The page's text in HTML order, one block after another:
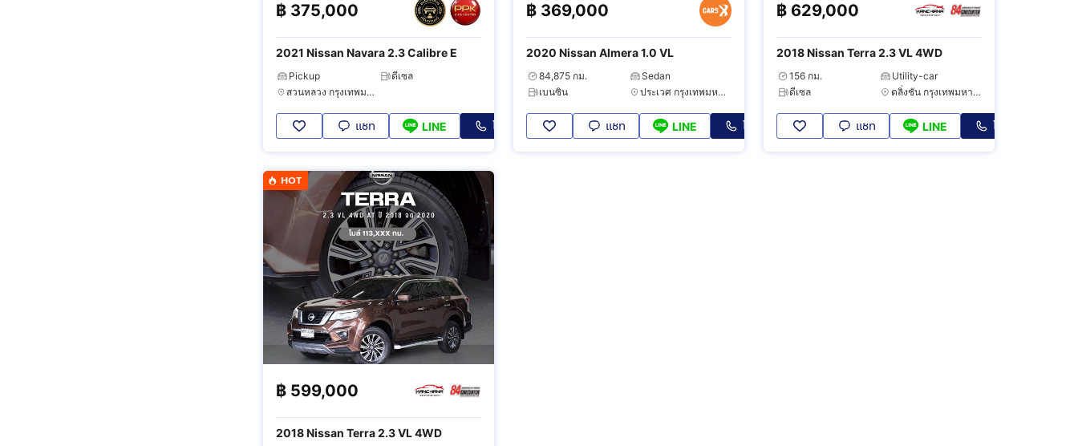
฿ 375,000
2021 Nissan Navara 2.3 Calibre E
Pickup
ดีเซล
สวนหลวง กรุงเทพมหานคร
แชท LINE โทร
฿ 369,000
2020 Nissan Almera 1.0 VL
84,875 กม.
Sedan
เบนซิน
ประเวศ กรุงเทพมหานคร
แชท LINE โทร
฿ 629,000
2018 Nissan Terra 2.3 VL 4WD
156 กม.
Utility-car
ดีเซล
ตลิ่งชัน กรุงเทพมหานคร
แชท LINE โทร
HOT
฿ 599,000
2018 Nissan Terra 2.3 VL 4WD